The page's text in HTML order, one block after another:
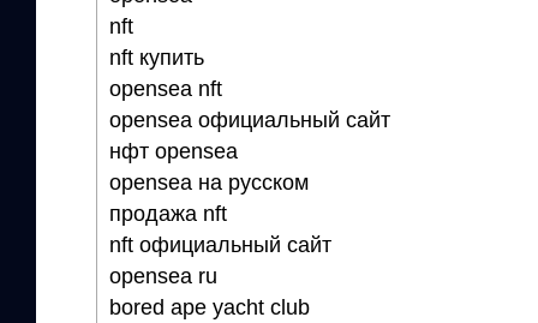
nft
nft купить
opensea nft
opensea официальный сайт
нфт opensea
opensea на русском
продажа nft
nft официальный сайт
opensea ru
bored ape yacht club